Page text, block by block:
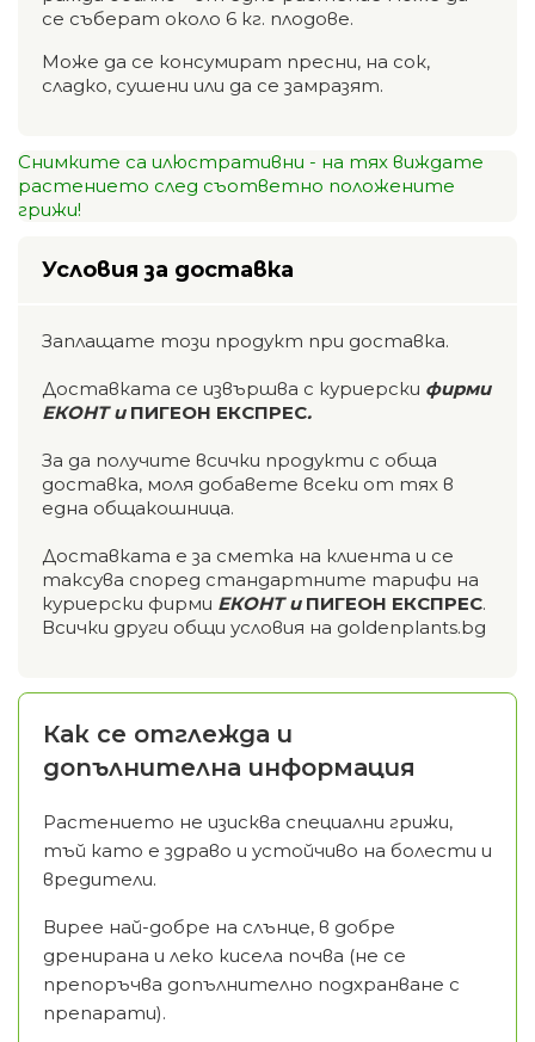
се съберат около 6 кг. плодове.
Може да се консумират пресни, на сок,
сладко, сушени или да се замразят.
Снимките са илюстративни - на тях виждате
растението след съответно положените
грижи!
Условия за доставка
Заплащате този продукт при доставка.
Доставката се извършва с куриерски фирми
ЕКОНТ и ПИГЕОН ЕКСПРЕС.
За да получите всички продукти с обща
доставка, моля добавете всеки от тях в
една общакошница.
Доставката е за сметка на клиента и се
таксува според стандартните тарифи на
куриерски фирми ЕКОНТ и ПИГЕОН ЕКСПРЕС.
Всички други общи условия на goldenplants.bg
Как се отглежда и
допълнителна информация
Растението не изисква специални грижи,
тъй като е здраво и устойчиво на болести и
вредители.
Вирее най-добре на слънце, в добре
дренирана и леко кисела почва (не се
препоръчва допълнително подхранване с
препарати).